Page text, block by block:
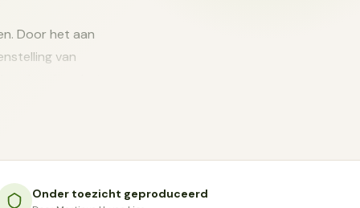
Door het aan
van
olie met eigen
De
Onder toezicht geproduceerd